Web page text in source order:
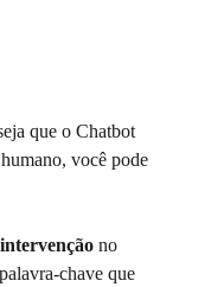
que o Chatbot
você pode
no
chave que